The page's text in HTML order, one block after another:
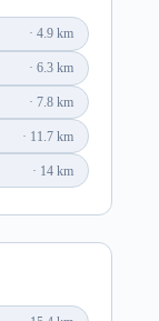
4.9 km
6.3 km
7.8 km
11.7 km
14 km